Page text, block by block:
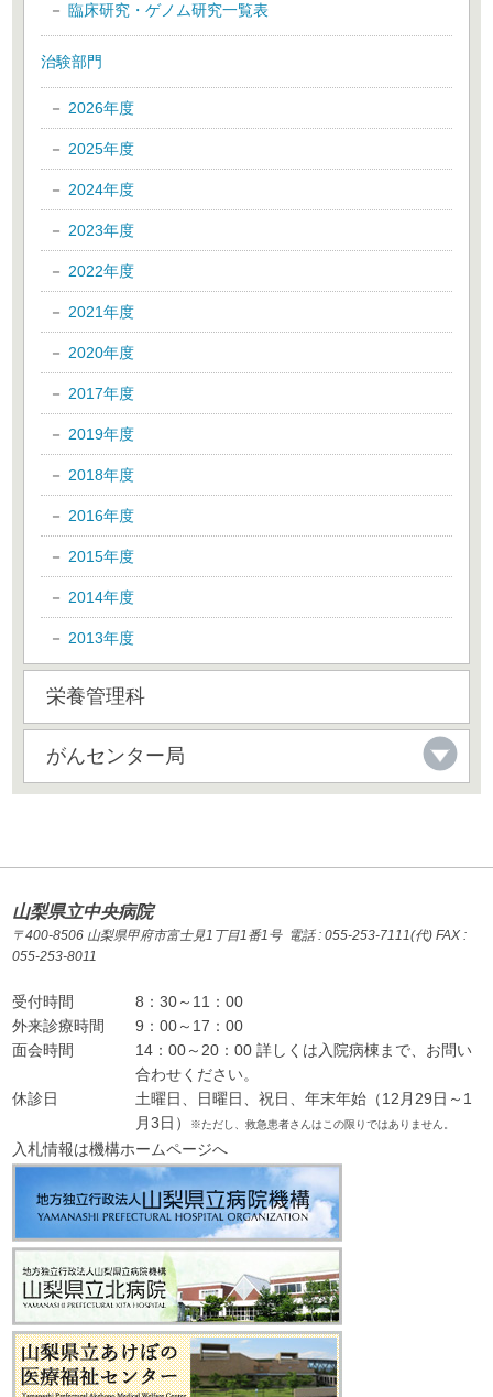
臨床研究・ゲノム研究一覧表
治験部門
2026年度
2025年度
2024年度
2023年度
2022年度
2021年度
2020年度
2017年度
2019年度
2018年度
2016年度
2015年度
2014年度
2013年度
栄養管理科
がんセンター局
山梨県立中央病院
〒400-8506 山梨県甲府市富士見1丁目1番1号 電話 : 055-253-7111(代) FAX :
055-253-8011
受付時間
8：30～11：00
外来診療時間
9：00～17：00
面会時間
14：00～20：00 詳しくは入院病棟まで、お問い
合わせください。
休診日
土曜日、日曜日、祝日、年末年始（12月29日～1
月3日）
※ただし、救急患者さんはこの限りではありません。
入札情報は機構ホームページへ